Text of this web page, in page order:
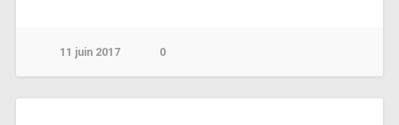
11 juin 2017 0